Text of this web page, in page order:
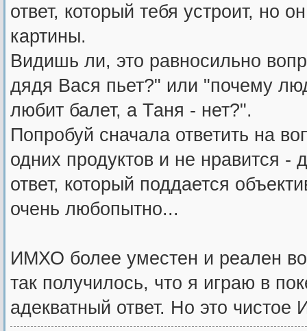
ответ, который тебя устроит, но
картины.
Видишь ли, это равносильно
дядя Вася пьет?" или "почему
любит балет, а Таня - нет?".
Попробуй сначала ответить на
одних продуктов и не нравится
ответ, который поддается
очень любопытно...
ИМХО более уместен и реален
так получилось, что я играю в
адекватный ответ. Но это